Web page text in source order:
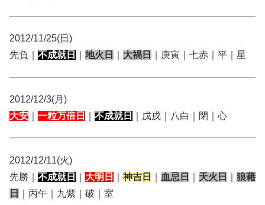
2012/11/25(日)
先負｜ 不成就日 地火日 大禍日 ｜庚寅｜七赤｜平｜星
2012/12/3(月)
大安
一粒万倍日 不成就日 ｜戊戌｜八白｜閉｜心
2012/12/11(火)
先勝｜ 不成就日 大明日 神吉日 血忌日 天火日
狼藉
日
｜丙午｜九紫｜破｜室